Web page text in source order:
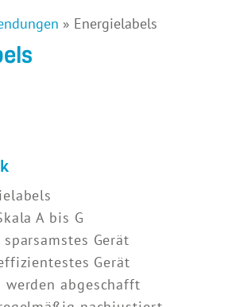
» Energielabels
A bis G
Gerät
Gerät
werden abgeschafft